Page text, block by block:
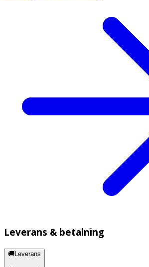
Leverans & betalning
🚚Leverans